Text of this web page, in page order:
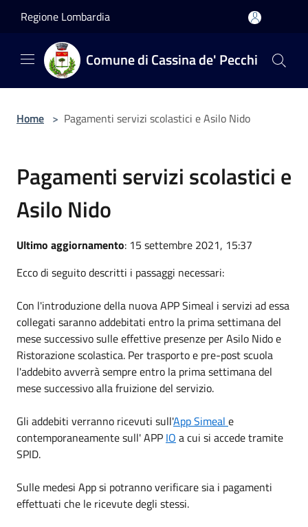
Regione Lombardia
Comune di Cassina de' Pecchi
Home > Pagamenti servizi scolastici e Asilo Nido
Pagamenti servizi scolastici e
Asilo Nido
Ultimo aggiornamento: 15 settembre 2021, 15:37
Ecco di seguito descritti i passaggi necessari:
Con l'introduzione della nuova APP Simeal i servizi ad essa
collegati saranno addebitati entro la prima settimana del
mese successivo sulle effettive presenze per Asilo Nido e
Ristorazione scolastica. Per trasporto e pre-post scuola
l'addebito avverrà sempre entro la prima settimana del
mese successivo alla fruizione del servizio.
Gli addebiti verranno ricevuti sull'App Simeal e
contemporaneamente sull' APP IO a cui si accede tramite
SPID.
Sulle medesi App si potranno verificare sia i pagamenti
effettuati che le ricevute degli stessi.